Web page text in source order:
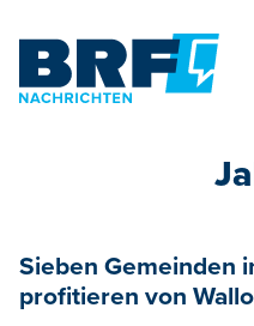
Sieben Gemeinden
profitieren von